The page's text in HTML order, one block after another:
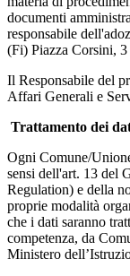
documenti
responsabile
(Fi) Piazza Corsini, 3
Il Responsabile del
Affari Generali e
Trattamento dei
Ogni Comune/
sensi dell'art. 13 del
Regulation) e della
proprie modalità
che i dati saranno
competenza, da
Ministero